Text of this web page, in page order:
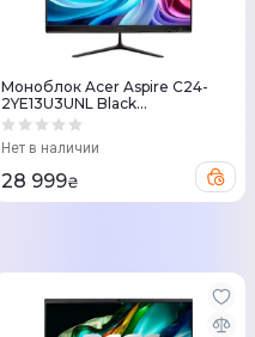
Моноблок Acer Aspire C24-
2YE13U3UNL Black
(DQ.BMJME.002)
Нет в наличии
28 999₴